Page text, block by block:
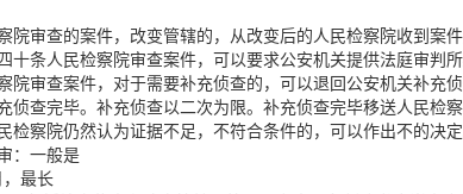
院审查的案件，改变管辖的，从改变后的人民检察院收到案
十条人民检察院审查案件，可以要求公安机关提供法庭审判所
院审查案件，对于需要补充侦查的，可以退回公安机关补充
侦查完毕。补充侦查以二次为限。补充侦查完毕移送人民检
检察院仍然认为证据不足，不符合条件的，可以作出不的决
：一般是
最长